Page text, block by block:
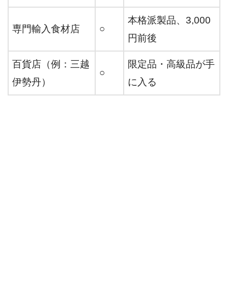
専門輸入食材店 ○
本格派製品、3,000
円前後
百貨店（例：三越
伊勢丹）
○
限定品・高級品が手
に入る